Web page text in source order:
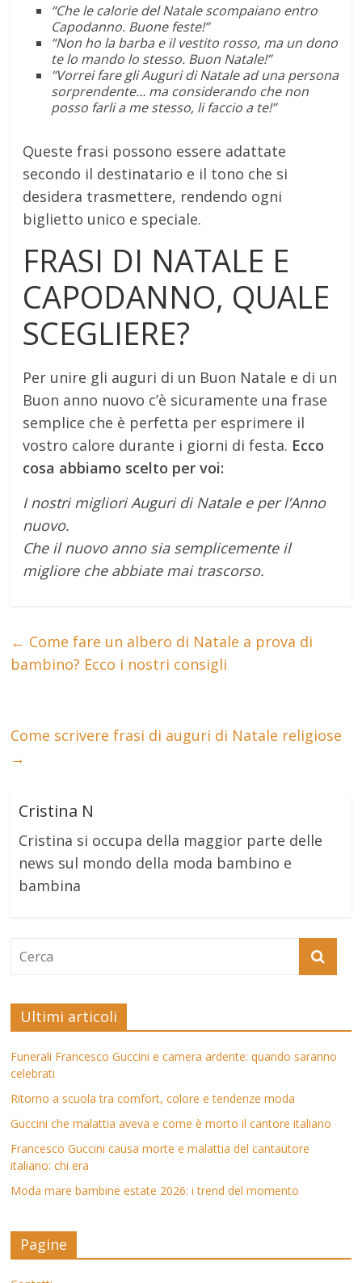
“Che le calorie del Natale scompaiano entro
Capodanno. Buone feste!”
“Non ho la barba e il vestito rosso, ma un dono
te lo mando lo stesso. Buon Natale!”
“Vorrei fare gli Auguri di Natale ad una persona
sorprendente… ma considerando che non
posso farli a me stesso, li faccio a te!”
Queste frasi possono essere adattate
secondo il destinatario e il tono che si
desidera trasmettere, rendendo ogni
biglietto unico e speciale.
FRASI DI NATALE E
CAPODANNO, QUALE
SCEGLIERE?
Per unire gli auguri di un Buon Natale e di un
Buon anno nuovo c’è sicuramente una frase
semplice che è perfetta per esprimere il
vostro calore durante i giorni di festa. Ecco
cosa abbiamo scelto per voi:
I nostri migliori Auguri di Natale e per l’Anno
nuovo.
Che il nuovo anno sia semplicemente il
migliore che abbiate mai trascorso.
← Come fare un albero di Natale a prova di
bambino? Ecco i nostri consigli
Come scrivere frasi di auguri di Natale religiose
→
Cristina N
Cristina si occupa della maggior parte delle
news sul mondo della moda bambino e
bambina
Ultimi articoli
Funerali Francesco Guccini e camera ardente: quando saranno
celebrati
Ritorno a scuola tra comfort, colore e tendenze moda
Guccini che malattia aveva e come è morto il cantore italiano
Francesco Guccini causa morte e malattia del cantautore
italiano: chi era
Moda mare bambine estate 2026: i trend del momento
Pagine